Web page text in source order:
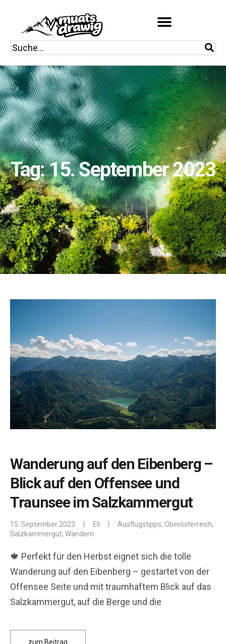
Tag: 15. September 2023
Wanderung auf den Eibenberg –
Blick auf den Offensee und
Traunsee im Salzkammergut
15. September 2023 Eli Ausflugstipps, Oberösterreich,
Salzkammergut, Wandern
🍁 Perfekt für den Herbst eignet sich die tolle
Wanderung auf den Eibenberg – gestartet von der
Offensee Seite und mit traumhaftem Blick auf das
Salzkammergut, auf die Berge und die
zum Beitrag